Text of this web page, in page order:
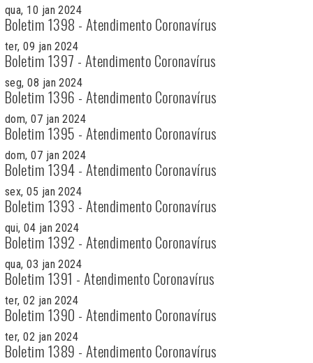
qua, 10 jan 2024
Boletim 1398 - Atendimento Coronavírus
ter, 09 jan 2024
Boletim 1397 - Atendimento Coronavírus
seg, 08 jan 2024
Boletim 1396 - Atendimento Coronavírus
dom, 07 jan 2024
Boletim 1395 - Atendimento Coronavírus
dom, 07 jan 2024
Boletim 1394 - Atendimento Coronavírus
sex, 05 jan 2024
Boletim 1393 - Atendimento Coronavírus
qui, 04 jan 2024
Boletim 1392 - Atendimento Coronavírus
qua, 03 jan 2024
Boletim 1391 - Atendimento Coronavírus
ter, 02 jan 2024
Boletim 1390 - Atendimento Coronavírus
ter, 02 jan 2024
Boletim 1389 - Atendimento Coronavírus